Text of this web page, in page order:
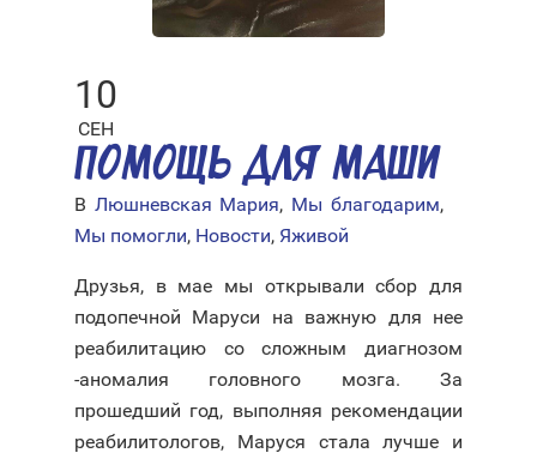
10
СЕН
ПОМОЩЬ ДЛЯ МАШИ
В Люшневская Мария, Мы благодарим,
Мы помогли, Новости, Яживой
Друзья, в мае мы открывали сбор для
подопечной Маруси на важную для нее
реабилитацию со сложным диагнозом
-аномалия головного мозга. За
прошедший год, выполняя рекомендации
реабилитологов, Маруся стала лучше и